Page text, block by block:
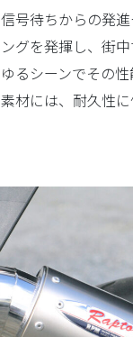
信号待ちからの発
ングを発揮し、街
ゆるシーンでその性
素材には、耐久性